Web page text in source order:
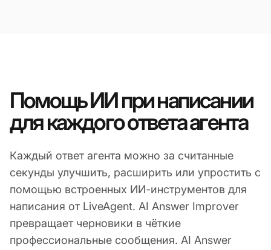
Помощь ИИ при написании
для каждого ответа агента
Каждый ответ агента можно за считанные
секунды улучшить, расширить или упростить с
помощью встроенных ИИ-инструментов для
написания от LiveAgent. AI Answer Improver
превращает черновики в чёткие
профессиональные сообщения. AI Answer